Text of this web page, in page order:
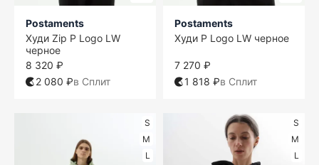
Postaments
Худи Zip P Logo LW
черное
8 320 ₽
2 080 ₽в Сплит
Postaments
Худи P Logo LW черное
7 270 ₽
1 818 ₽в Сплит
S
M
L
S
M
L